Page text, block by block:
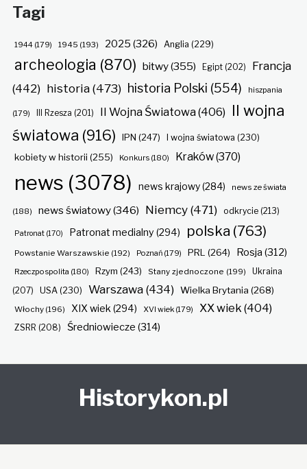
Tagi
1944(179) 1945 (193) 2025 (326) Anglia (229)
archeologia (870) bitwy(355) Egipt(202)
Francja
(442) historia(473) historia Polski (554) hiszpania
(179) III Rzesza (201) II Wojna Światowa(406) II wojna
światowa (916) IPN (247) I wojna światowa (230)
kobiety w historii (255) Konkurs(180) Kraków(370)
news (3078) news krajowy(284) news ze świata
(188) news światowy(346) Niemcy(471) odkrycie(213)
Patronat(170) Patronat medialny (294) polska (763)
Powstanie Warszawskie (192) Poznań(179) PRL (264) Rosja (312)
Rzeczpospolita (180) Rzym (243) Stany zjednoczone (199)
Ukraina
(207)
USA(230) Warszawa(434) Wielka Brytania (268)
Włochy(196) XIX wiek (294) XVI wiek(179) XX wiek (404)
ZSRR (208) Średniowiecze (314)
Historykon.pl